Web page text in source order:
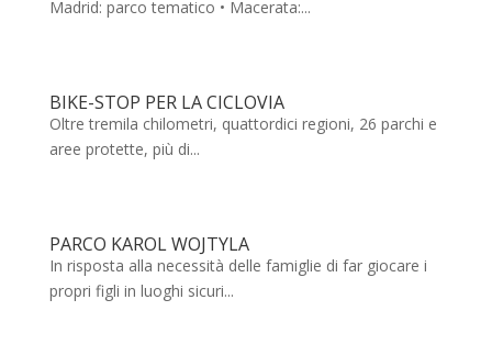
Madrid: parco tematico • Macerata:...
BIKE-STOP PER LA CICLOVIA
Oltre tremila chilometri, quattordici regioni, 26 parchi e
aree protette, più di...
PARCO KAROL WOJTYLA
In risposta alla necessità delle famiglie di far giocare i
propri figli in luoghi sicuri...